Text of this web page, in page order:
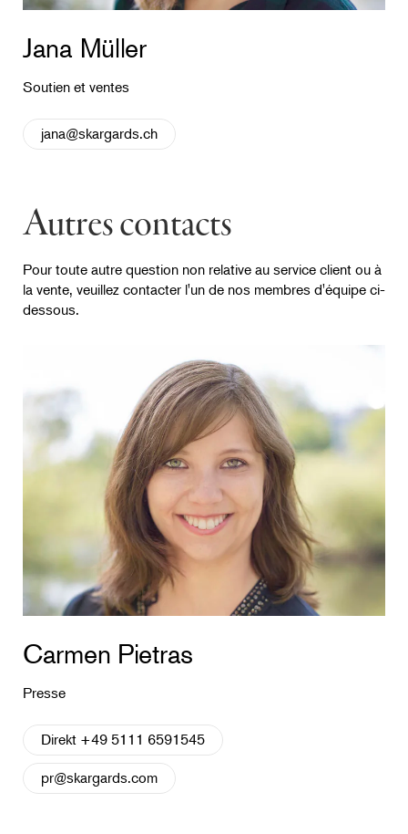
Jana Müller
Soutien et ventes
jana@skargards.ch
Autres contacts
Pour toute autre question non relative au service client ou à
la vente, veuillez contacter l'un de nos membres d'équipe ci-
dessous. ​​​​​​​
Carmen Pietras
Presse
Direkt +49 5111 6591545
pr@skargards.com